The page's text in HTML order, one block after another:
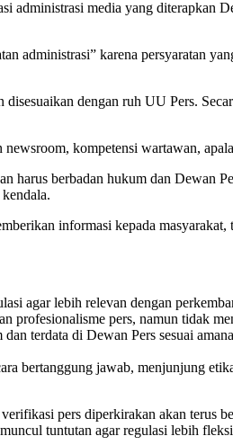
administrasi media yang diterapkan
administrasi” karena persyaratan
dengan ruh UU Pers.
kompetensi wartawan,
harus berbadan hukum dan Dewan
informasi kepada
agar lebih relevan dengan
profesionalisme pers, namun tidak
dan terdata di Dewan Pers sesuai
bertanggung jawab, menjunjung
pers diperkirakan akan
tuntutan agar regulasi lebih